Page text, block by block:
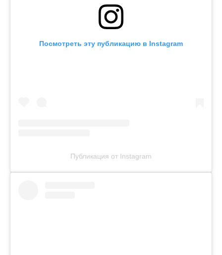
Посмотреть эту публикацию в Instagram
Публикация от Instagram